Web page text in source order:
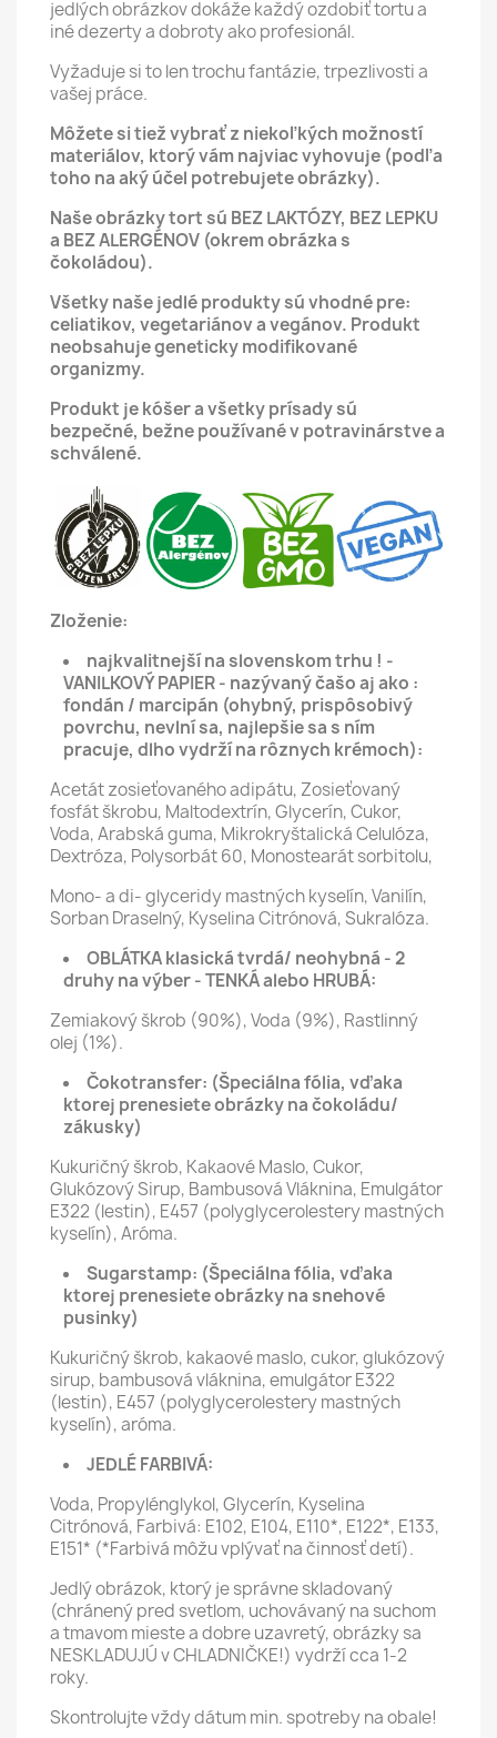
jedlých obrázkov dokáže každý ozdobiť tortu a
iné dezerty a dobroty ako profesionál.
Vyžaduje si to len trochu fantázie, trpezlivosti a
vašej práce.
Môžete si tiež vybrať z niekoľkých možností
materiálov, ktorý vám najviac vyhovuje (podľa
toho na aký účel potrebujete obrázky).
Naše obrázky tort sú BEZ LAKTÓZY, BEZ LEPKU
a BEZ ALERGÉNOV (okrem obrázka s
čokoládou).
Všetky naše jedlé produkty sú vhodné pre:
celiatikov, vegetariánov a vegánov. Produkt
neobsahuje geneticky modifikované
organizmy.
Produkt je kóšer a všetky prísady sú
bezpečné, bežne používané v potravinárstve a
schválené.
Zloženie:
najkvalitnejší na slovenskom trhu ! -
VANILKOVÝ PAPIER - nazývaný čašo aj ako :
fondán / marcipán (ohybný, prispôsobivý
povrchu, nevlní sa, najlepšie sa s ním
pracuje, dlho vydrží na rôznych krémoch):
Acetát zosieťovaného adipátu, Zosieťovaný
fosfát škrobu, Maltodextrín, Glycerín, Cukor,
Voda, Arabská guma, Mikrokryštalická Celulóza,
Dextróza, Polysorbát 60, Monostearát sorbitolu,
Mono- a di- glyceridy mastných kyselín, Vanilín,
Sorban Draselný, Kyselina Citrónová, Sukralóza.
OBLÁTKA klasická tvrdá/ neohybná - 2
druhy na výber - TENKÁ alebo HRUBÁ:
Zemiakový škrob (90%), Voda (9%), Rastlinný
olej (1%).
Čokotransfer: (Špeciálna fólia, vďaka
ktorej prenesiete obrázky na čokoládu/
zákusky)
Kukuričný škrob, Kakaové Maslo, Cukor,
Glukózový Sirup, Bambusová Vláknina, Emulgátor
E322 (lestin), E457 (polyglycerolestery mastných
kyselín), Aróma.
Sugarstamp: (Špeciálna fólia, vďaka
ktorej prenesiete obrázky na snehové
pusinky)
Kukuričný škrob, kakaové maslo, cukor, glukózový
sirup, bambusová vláknina, emulgátor E322
(lestin), E457 (polyglycerolestery mastných
kyselín), aróma.
JEDLÉ FARBIVÁ:
Voda, Propylénglykol, Glycerín, Kyselina
Citrónová, Farbivá: E102, E104, E110*, E122*, E133,
E151* (*Farbivá môžu vplývať na činnosť detí).
Jedlý obrázok, ktorý je správne skladovaný
(chránený pred svetlom, uchovávaný na suchom
a tmavom mieste a dobre uzavretý, obrázky sa
NESKLADUJÚ v CHLADNIČKE!) vydrží cca 1-2
roky.
Skontrolujte vždy dátum min. spotreby na obale!